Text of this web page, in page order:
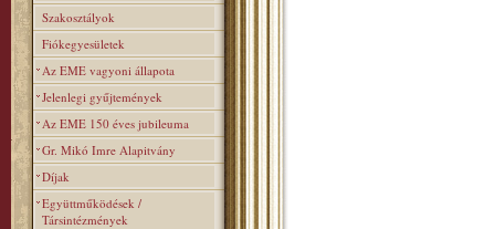
Szakosztályok
Fiókegyesületek
Az EME vagyoni állapota
Jelenlegi gyűjtemények
Az EME 150 éves jubileuma
Gr. Mikó Imre Alapitvány
Díjak
Együttműködések /
Társintézmények